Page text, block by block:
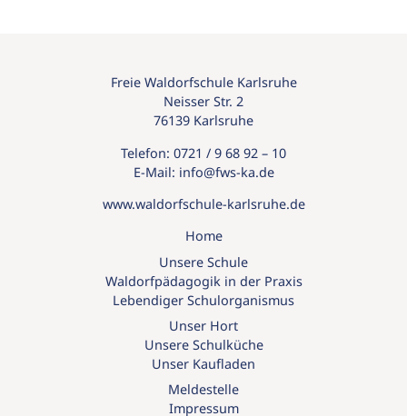
Freie Waldorfschule Karlsruhe
Neisser Str. 2
76139 Karlsruhe
Telefon: 0721 / 9 68 92 – 10
E-Mail: info@fws-ka.de
www.waldorfschule-karlsruhe.de
Home
Unsere Schule
Waldorfpädagogik in der Praxis
Lebendiger Schulorganismus
Unser Hort
Unsere Schulküche
Unser Kaufladen
Meldestelle
Impressum